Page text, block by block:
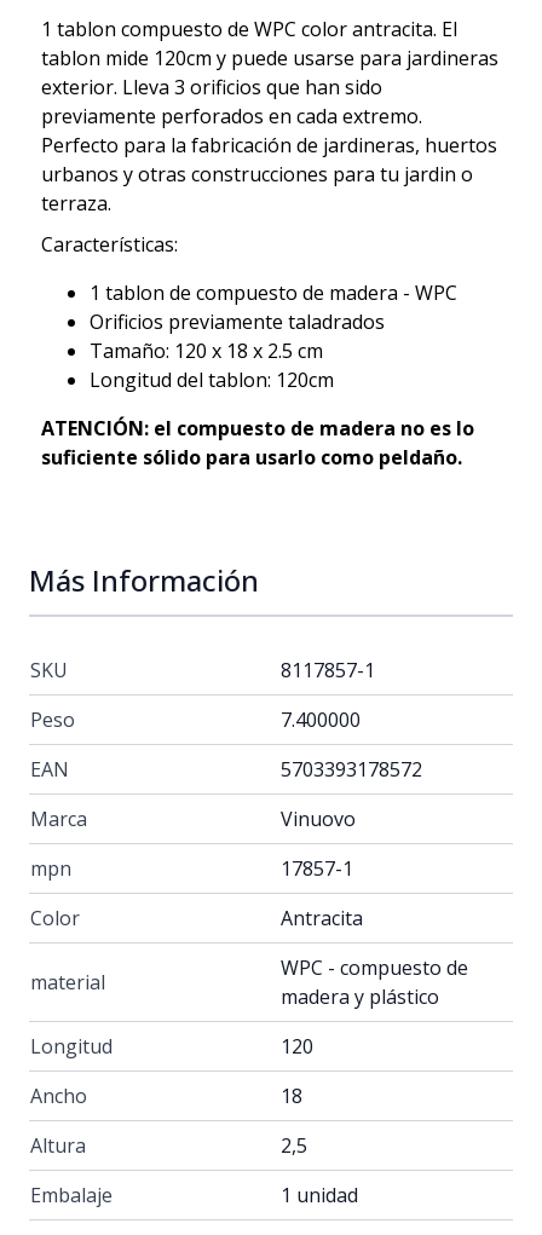
1 tablon compuesto de WPC color antracita. El
tablon mide 120cm y puede usarse para jardineras
exterior. Lleva 3 orificios que han sido
previamente perforados en cada extremo.
Perfecto para la fabricación de jardineras, huertos
urbanos y otras construcciones para tu jardin o
terraza.
Características:
1 tablon de compuesto de madera - WPC
Orificios previamente taladrados
Tamaño: 120 x 18 x 2.5 cm
Longitud del tablon: 120cm
ATENCIÓN: el compuesto de madera no es lo
suficiente sólido para usarlo como peldaño.
Más Información
SKU
8117857-1
Peso
7.400000
EAN
5703393178572
Marca
Vinuovo
mpn
17857-1
Color
Antracita
material
WPC - compuesto de
madera y plástico
Longitud
120
Ancho
18
Altura
2,5
Embalaje
1 unidad